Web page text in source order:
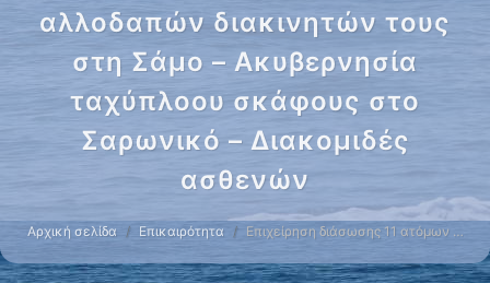
αλλοδαπών διακινητών τους
στη Σάμο – Ακυβερνησία
ταχύπλοου σκάφους στο
Σαρωνικό – Διακομιδές
ασθενών
Αρχική σελίδα Επικαιρότητα Επιχείρηση διάσωσης 11 ατόμων …